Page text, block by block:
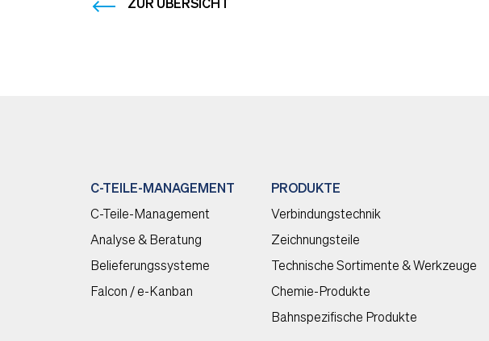
ZUR ÜBERSICHT
C-TEILE-MANAGEMENT
C-Teile-Management
Analyse & Beratung
Belieferungssysteme
Falcon / e-Kanban
PRODUKTE
Verbindungstechnik
Zeichnungsteile
Technische Sortimente & Werkzeuge
Chemie-Produkte
Bahnspezifische Produkte